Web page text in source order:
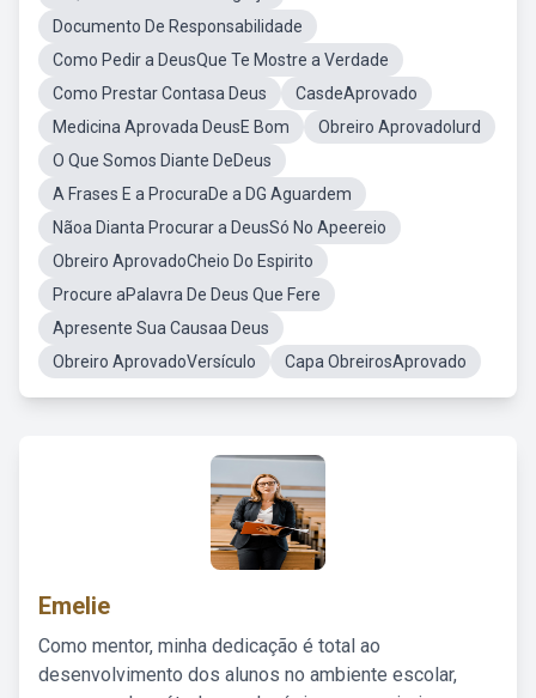
Documento De Responsabilidade
Como Pedir a DeusQue Te Mostre a Verdade
Como Prestar Contasa Deus
CasdeAprovado
Medicina Aprovada DeusE Bom
Obreiro AprovadoIurd
O Que Somos Diante DeDeus
A Frases E a ProcuraDe a DG Aguardem
Nãoa Dianta Procurar a DeusSó No Apeereio
Obreiro AprovadoCheio Do Espirito
Procure aPalavra De Deus Que Fere
Apresente Sua Causaa Deus
Obreiro AprovadoVersículo
Capa ObreirosAprovado
Emelie
Como mentor, minha dedicação é total ao
desenvolvimento dos alunos no ambiente escolar,